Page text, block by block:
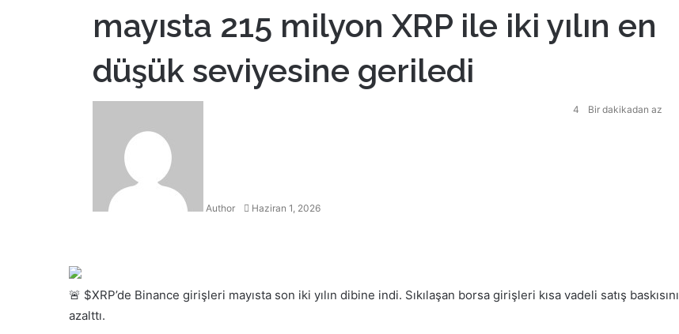
mayısta 215 milyon XRP ile iki yılın en
düşük seviyesine geriledi
Author Haziran 1, 2026
4 Bir dakikadan az
🚨 $XRP’de Binance girişleri mayısta son iki yılın dibine indi. Sıkılaşan borsa girişleri kısa vadeli satış baskısını
azalttı.